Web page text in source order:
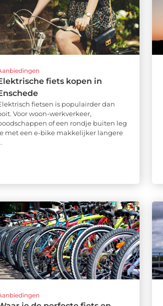
fiets kopen in
fietsen is populairder dan
Voor woon-werkverkeer,
of een rondje buiten leg
met een e-bike makkelijker langere